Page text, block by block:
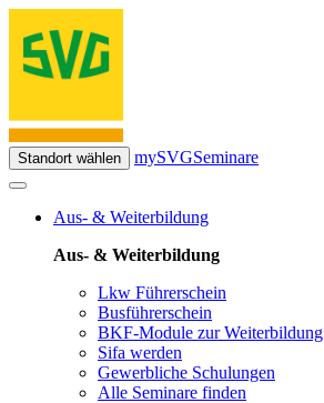
Standort wählen mySVGSeminare
Aus- & Weiterbildung
Aus- & Weiterbildung
Lkw Führerschein
Busführerschein
BKF-Module zur Weiterbildung
Sifa werden
Gewerbliche Schulungen
Alle Seminare finden